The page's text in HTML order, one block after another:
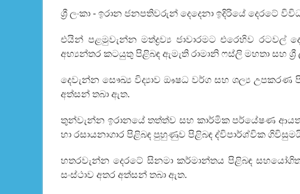
ශ්‍රී ලංකා - ඉරාන ජනපතිවරුන් දෙදෙනා ඉදිරියේ දෙරටේ
එයින් පළමුවැන්න මත්ද්‍රව්‍ය ජාවාරමට එරෙහිව
අභ්‍යන්තර කටයුතු පිළිබඳ ඇමැති රාමානි ෆස්ලි මහතා සහ
දෙවැන්න සෞඛ්‍ය විද්‍යාව ඖෂධ වර්ග සහ ශල්‍ය උපකරණ
අත්සන් තබා ඇත.
තුන්වැන්න ඉරානයේ තත්ත්ව සහ කාර්මික පර්යේෂණ
හා රසායනාගාර පිළිබඳ පුහුණුව පිළිබඳ ද්විපාර්ශ්වික
හතරවැන්න දෙරටේ සිනමා කර්මාන්තය පිළිබඳ
සංස්ථාව අතර අත්සන් තබා ඇත.